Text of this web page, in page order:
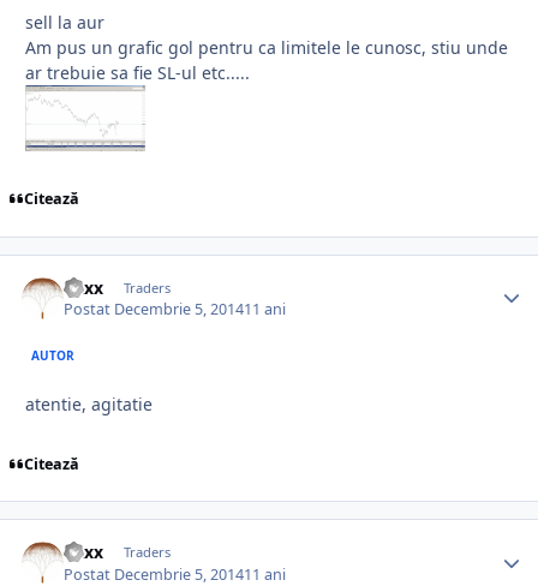
sell la aur
Am pus un grafic gol pentru ca limitele le cunosc, stiu unde
ar trebuie sa fie SL-ul etc.....
Citează
Vaxx Traders
Postat Decembrie 5, 201411 ani
AUTOR
atentie, agitatie
Citează
Vaxx Traders
Postat Decembrie 5, 201411 ani